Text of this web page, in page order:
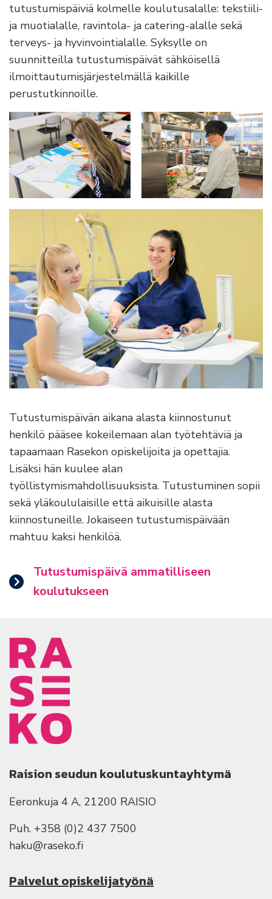
tutustumispäiviä kolmelle koulutusalalle: tekstiili-
ja muotialalle, ravintola- ja catering-alalle sekä
terveys- ja hyvinvointialalle. Syksylle on
suunnitteilla tutustumispäivät sähköisellä
ilmoittautumisjärjestelmällä kaikille
perustutkinnoille.
Tutustumispäivän aikana alasta kiinnostunut
henkilö pääsee kokeilemaan alan työtehtäviä ja
tapaamaan Rasekon opiskelijoita ja opettajia.
Lisäksi hän kuulee alan
työllistymismahdollisuuksista. Tutustuminen sopii
sekä yläkoululaisille että aikuisille alasta
kiinnostuneille. Jokaiseen tutustumispäivään
mahtuu kaksi henkilöä.
Tutustumispäivä ammatilliseen
koulutukseen
Raision seudun koulutuskuntayhtymä
Eeronkuja 4 A, 21200 RAISIO
Puh. +358 (0)2 437 7500
haku@raseko.fi
Palvelut opiskelijatyönä